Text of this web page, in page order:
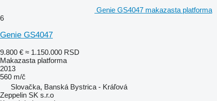
Genie GS4047 makazasta platforma
6
Genie GS4047
9.800 € ≈ 1.150.000 RSD
Makazasta platforma
2013
560 m/č
Slovačka, Banská Bystrica - Kráľová
Zeppelin SK s.r.o